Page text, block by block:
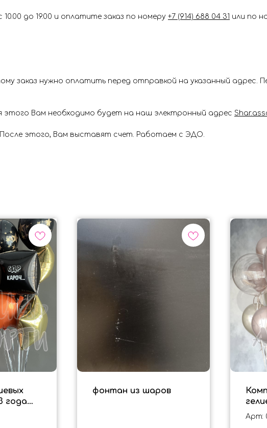
до 19.00 и оплатите заказ по номеру +7 (914) 688 04 31 или по
заказ нужно оплатить перед отправкой на указанный адрес.
Вам необходимо будет на наш электронный адрес
этого, Вам выставят счет. Работаем с ЭДО.
года
черно -
фонтан из шаров
Арт: